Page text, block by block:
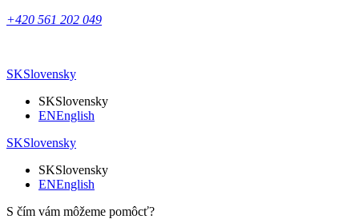
+420 561 202 049
SKSlovensky
SKSlovensky
ENEnglish
SKSlovensky
SKSlovensky
ENEnglish
S čím vám môžeme pomôcť?